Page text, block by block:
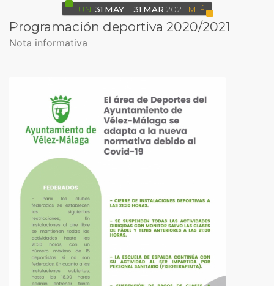
LUN 31 MAY 31 MAR 2021 MIÉ
Programación deportiva 2020/2021
Nota informativa